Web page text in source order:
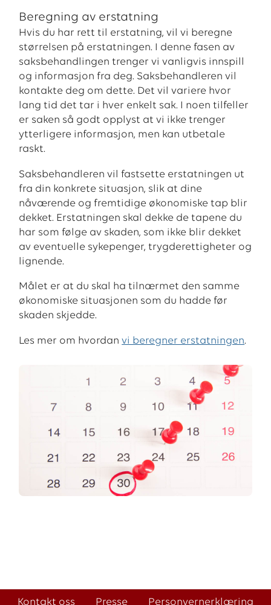
Beregning av erstatning
Hvis du har rett til erstatning, vil vi beregne
størrelsen på erstatningen. I denne fasen av
saksbehandlingen trenger vi vanligvis innspill
og informasjon fra deg. Saksbehandleren vil
kontakte deg om dette. Det vil variere hvor
lang tid det tar i hver enkelt sak. I noen tilfeller
er saken så godt opplyst at vi ikke trenger
ytterligere informasjon, men kan utbetale
raskt.
Saksbehandleren vil fastsette erstatningen ut
fra din konkrete situasjon, slik at dine
nåværende og fremtidige økonomiske tap blir
dekket. Erstatningen skal dekke de tapene du
har som følge av skaden, som ikke blir dekket
av eventuelle sykepenger, trygderettigheter og
lignende.
Målet er at du skal ha tilnærmet den samme
økonomiske situasjonen som du hadde før
skaden skjedde.
Les mer om hvordanvi beregner erstatningen.
Kontakt oss Presse Personvernerklæring